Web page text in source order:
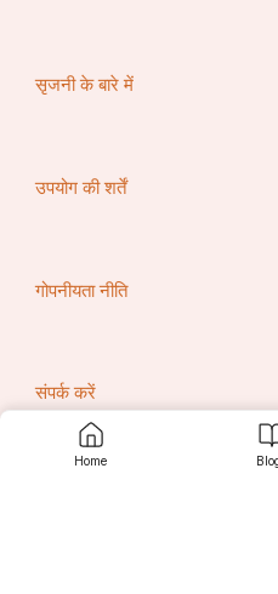
Home
सृजनी के बारे में
उपयोग की शर्तें
गोपनीयता नीति
संपर्क करें